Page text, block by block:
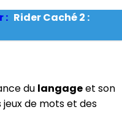
: Rider Caché 2 :
du langageet son
jeux de mots et des